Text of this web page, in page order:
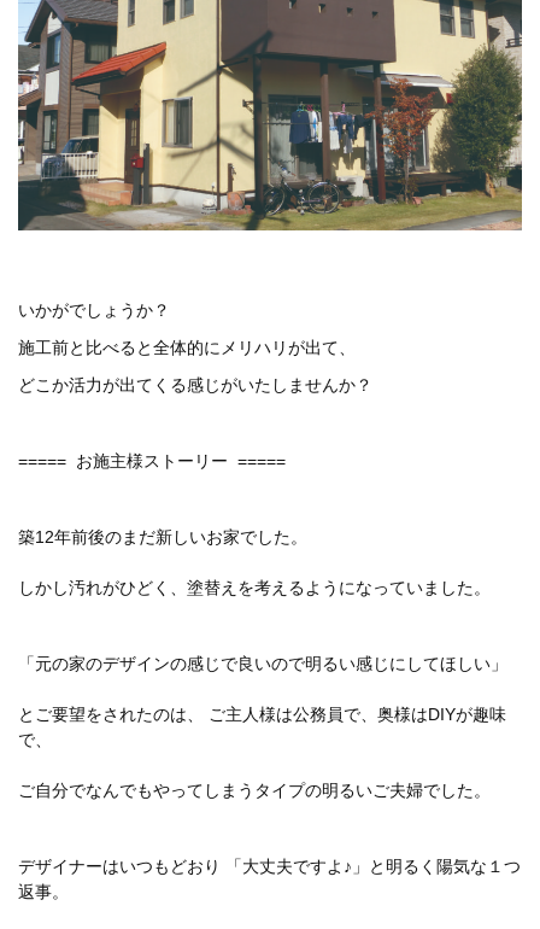
いかがでしょうか？
施工前と比べると全体的にメリハリが出て、
どこか活力が出てくる感じがいたしませんか？
===== お施主様ストーリー =====
築12年前後のまだ新しいお家でした。
しかし汚れがひどく、塗替えを考えるようになっていました。
「元の家のデザインの感じで良いので明るい感じにしてほしい」
とご要望をされたのは、 ご主人様は公務員で、奥様はDIYが趣味
で、
ご自分でなんでもやってしまうタイプの明るいご夫婦でした。
デザイナーはいつもどおり 「大丈夫ですよ♪」と明るく陽気な１つ
返事。